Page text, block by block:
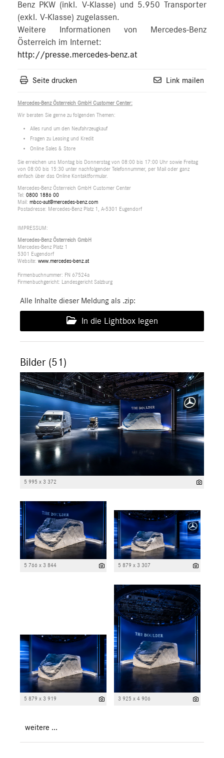
Benz PKW (inkl. V-Klasse) und 5.950 Transporter
(exkl. V-Klasse) zugelassen.
Weitere Informationen von Mercedes-Benz
Österreich im Internet:
http://presse.mercedes-benz.at
Seite drucken Link mailen
Mercedes-Benz Österreich GmbH Customer Center:
Wir beraten Sie gerne zu folgenden Themen:
Alles rund um den Neufahrzeugkauf
Fragen zu Leasing und Kredit
Online Sales & Store
Sie erreichen uns Montag bis Donnerstag von 08:00 bis 17:00 Uhr sowie Freitag
von 08:00 bis 15:30 unter nachfolgender Telefonnummer, per Mail oder ganz
einfach über das Online Kontaktformular.
Mercedes-Benz Österreich GmbH Customer Center
Tel: 0800 1886 00
Mail: mbcc-aut@mercedes-benz.com
Postadresse: Mercedes-Benz Platz 1, A-5301 Eugendorf
IMPRESSUM:
Mercedes-Benz Österreich GmbH
Mercedes-Benz Platz 1
5301 Eugendorf
Website: www.mercedes-benz.at
Firmenbuchnummer: FN 67524a
Firmenbuchgericht: Landesgericht Salzburg
Alle Inhalte dieser Meldung als .zip:
In die Lightbox legen
Bilder (51)
5 995 x 3 372
5 766 x 3 844 5 879 x 3 307
5 879 x 3 919 3 925 x 4 906
weitere ...